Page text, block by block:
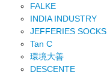
FALKE
INDIA INDUSTRY
JEFFERIES SOCKS
Tan C
環境大善
DESCENTE